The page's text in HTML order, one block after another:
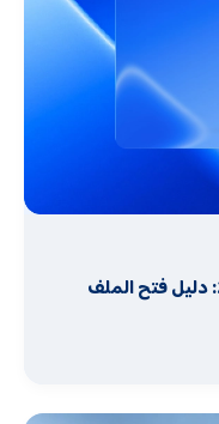
تكلفة رخصة القيادة في العين 2026: دليل فتح الملف